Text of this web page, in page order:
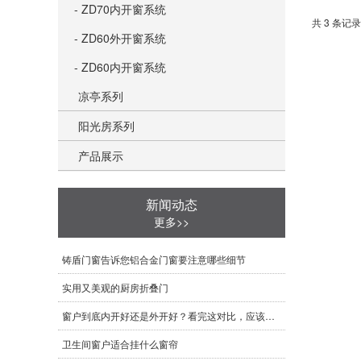
共 3 条记
- ZD70内开窗系统
- ZD60外开窗系统
- ZD60内开窗系统
凉亭系列
阳光房系列
产品展示
新闻动态
更多>>
铸盾门窗告诉您铝合金门窗要注意哪些细节
实用又美观的厨房折叠门
窗户到底内开好还是外开好？看完这对比，应该知道怎么选择了！
卫生间窗户适合挂什么窗帘